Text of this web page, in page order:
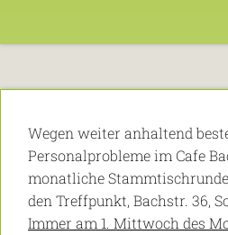
Wegen weiter anhaltend
Personalprobleme im Cafe
monatliche
den Treffpunkt, Bachstr. 36,
Immer am 1. Mittwoch des